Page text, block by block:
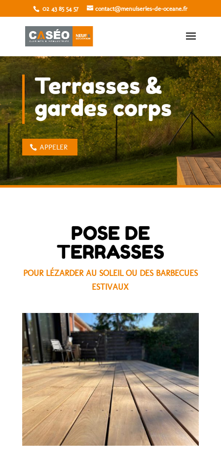
02 43 85 54 57 contact@menuiseries-de-oceane.fr
Terrasses &
gardes corps
APPELER
POSE DE
TERRASSES
POUR LÉZARDER AU SOLEIL OU DES BARBECUES
ESTIVAUX